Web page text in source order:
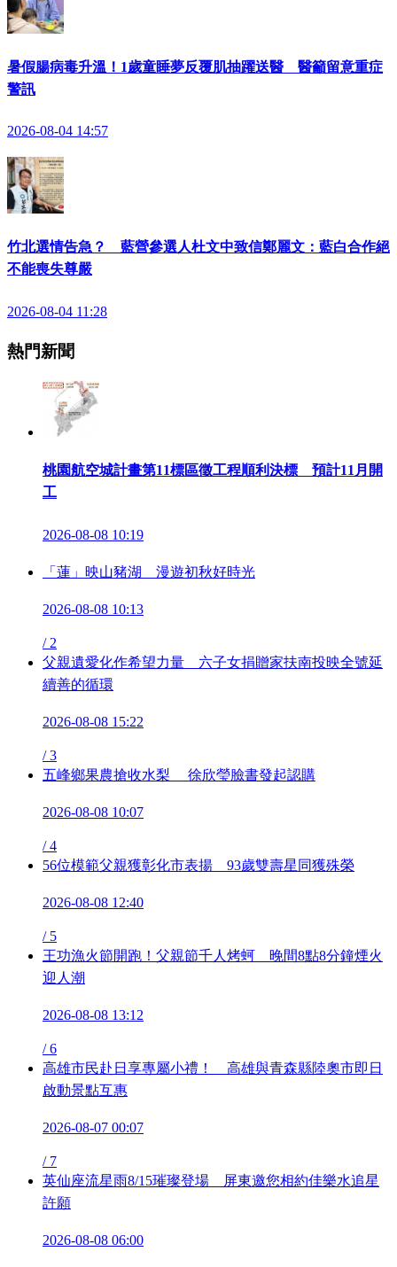
暑假腸病毒升溫！1歲童睡夢反覆肌抽躍送醫 醫籲留意重症
警訊
2026-08-04 14:57
竹北選情告急？ 藍營參選人杜文中致信鄭麗文：藍白合作絕
不能喪失尊嚴
2026-08-04 11:28
熱門新聞
桃園航空城計畫第11標區徵工程順利決標 預計11月開
工
2026-08-08 10:19
「蓮」映山豬湖 漫遊初秋好時光
2026-08-08 10:13
/ 2
父親遺愛化作希望力量 六子女捐贈家扶南投映全號延
續善的循環
2026-08-08 15:22
/ 3
五峰鄉果農搶收水梨 徐欣瑩臉書發起認購
2026-08-08 10:07
/ 4
56位模範父親獲彰化市表揚 93歲雙壽星同獲殊榮
2026-08-08 12:40
/ 5
王功漁火節開跑！父親節千人烤蚵 晚間8點8分鐘煙火
迎人潮
2026-08-08 13:12
/ 6
高雄市民赴日享專屬小禮！ 高雄與青森縣陸奧市即日
啟動景點互惠
2026-08-07 00:07
/ 7
英仙座流星雨8/15璀璨登場 屏東邀您相約佳樂水追星
許願
2026-08-08 06:00